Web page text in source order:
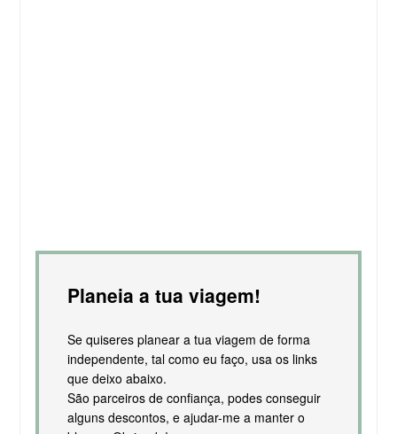
Planeia a tua viagem!
Se quiseres planear a tua viagem de forma
independente, tal como eu faço, usa os links
que deixo abaixo.
São parceiros de confiança, podes conseguir
alguns descontos, e ajudar-me a manter o